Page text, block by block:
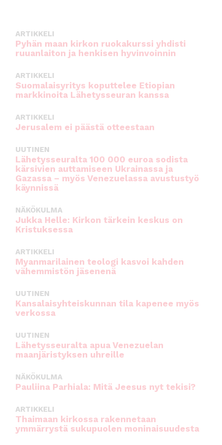
ARTIKKELI
Pyhän maan kirkon ruokakurssi yhdisti
ruuanlaiton ja henkisen hyvinvoinnin
ARTIKKELI
Suomalaisyritys koputtelee Etiopian
markkinoita Lähetysseuran kanssa
ARTIKKELI
Jerusalem ei päästä otteestaan
UUTINEN
Lähetysseuralta 100 000 euroa sodista
kärsivien auttamiseen Ukrainassa ja
Gazassa – myös Venezuelassa avustustyö
käynnissä
NÄKÖKULMA
Jukka Helle: Kirkon tärkein keskus on
Kristuksessa
ARTIKKELI
Myanmarilainen teologi kasvoi kahden
vähemmistön jäsenenä
UUTINEN
Kansalaisyhteiskunnan tila kapenee myös
verkossa
UUTINEN
Lähetysseuralta apua Venezuelan
maanjäristyksen uhreille
NÄKÖKULMA
Pauliina Parhiala: Mitä Jeesus nyt tekisi?
ARTIKKELI
Thaimaan kirkossa rakennetaan
ymmärrystä sukupuolen moninaisuudesta